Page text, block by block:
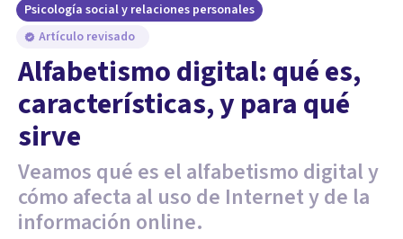
Psicología social y relaciones personales
Artículo revisado
Alfabetismo digital: qué es,
características, y para qué
sirve
Veamos qué es el alfabetismo digital y
cómo afecta al uso de Internet y de la
información online.